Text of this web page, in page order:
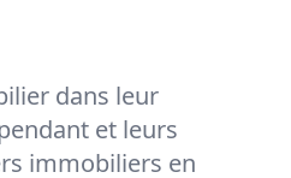
dans leur
et leurs
immobiliers en